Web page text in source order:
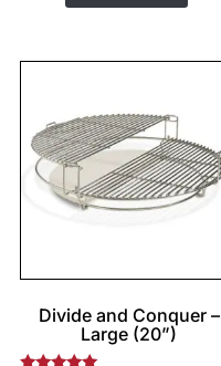
Divide and Conquer –
Large (20”)